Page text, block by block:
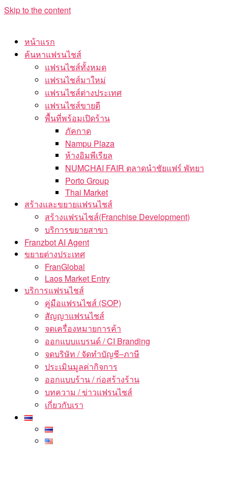
Skip to the content
หน้าแรก
ค้นหาแฟรนไชส์
แฟรนไชส์ทั้งหมด
แฟรนไชส์มาใหม่
แฟรนไชส์ต่างประเทศ
แฟรนไชส์ขายดี
พื้นที่พร้อมเปิดร้าน
ภัคกาด
Nampu Plaza
ห้างอิมพีเรียล
NUMCHAI FAIR ตลาดนำชัยแฟร์ พัทยา
Porto Group
Thai Market
สร้างและขยายแฟรนไชส์
สร้างแฟรนไชส์(Franchise Development)
บริการขยายสาขา
Franzbot AI Agent
ขยายต่างประเทศ
FranGlobal
Laos Market Entry
บริการแฟรนไชส์
คู่มือแฟรนไชส์ (SOP)
สัญญาแฟรนไชส์
จดเครื่องหมายการค้า
ออกแบบแบรนด์ / CI Branding
จดบริษัท / จัดทำบัญชี–ภาษี
ประเมินมูลค่ากิจการ
ออกแบบร้าน / ก่อสร้างร้าน
บทความ / ข่าวแฟรนไชส์
เกี่ยวกับเรา